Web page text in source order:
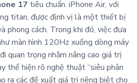
17 tiêu chuẩn. iPhone Air, với
titan, được định vị là một thiết bị
phong cách. Trong khi đó, việc đưa
màn hình 120Hz xuống dòng máy
quan trọng nhằm nâng cao giá trị
thể hiện rõ nghệ thuật “siêu phân
ra các đề xuất giá trị riêng biệt cho